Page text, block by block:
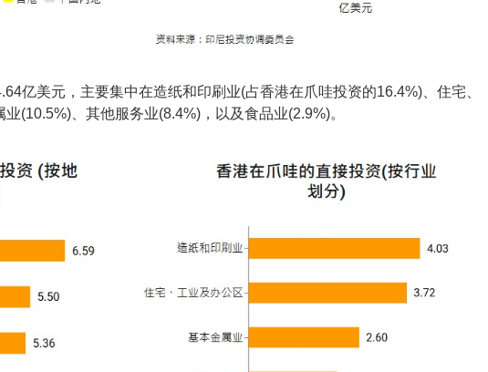
亿美元，主要集中在造纸和印刷业(占香港在爪哇投资的16.4%)、住宅、
(10.5%)、其他服务业(8.4%)，以及食品业(2.9%)。